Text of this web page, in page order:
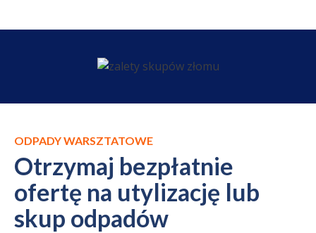
ODPADY WARSZTATOWE
Otrzymaj bezpłatnie
ofertę na utylizację lub
skup odpadów